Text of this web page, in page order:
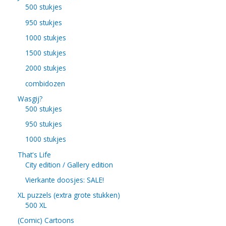
500 stukjes
950 stukjes
1000 stukjes
1500 stukjes
2000 stukjes
combidozen
Wasgij?
500 stukjes
950 stukjes
1000 stukjes
That's Life
City edition / Gallery edition
Vierkante doosjes: SALE!
XL puzzels (extra grote stukken)
500 XL
(Comic) Cartoons